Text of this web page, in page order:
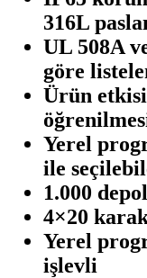
316L
UL 508A
göre
Ürün
Yerel
ile
1.000
4×20
Yerel
işlevli